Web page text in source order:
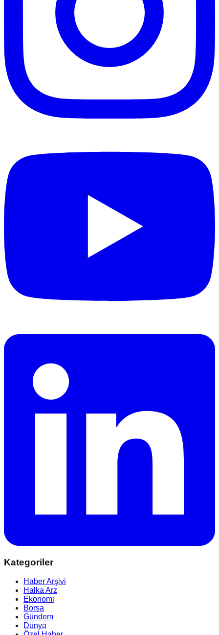
Kategoriler
Haber Arşivi
Halka Arz
Ekonomi
Borsa
Gündem
Dünya